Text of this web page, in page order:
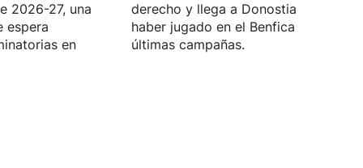
2026-27, una
espera
en
derecho y llega a Donostia después
haber jugado en el Benfica las tres
últimas campañas.